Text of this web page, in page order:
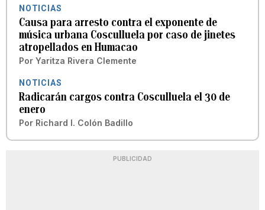
NOTICIAS
Causa para arresto contra el exponente de
música urbana Cosculluela por caso de jinetes
atropellados en Humacao
Por Yaritza Rivera Clemente
NOTICIAS
Radicarán cargos contra Cosculluela el 30 de
enero
Por Richard I. Colón Badillo
PUBLICIDAD